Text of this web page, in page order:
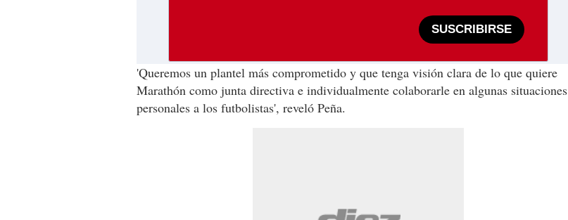
SUSCRIBIRSE
'Queremos un plantel más comprometido y que tenga visión clara de lo que quiere
Marathón como junta directiva e individualmente colaborarle en algunas situaciones
personales a los futbolistas', reveló Peña.